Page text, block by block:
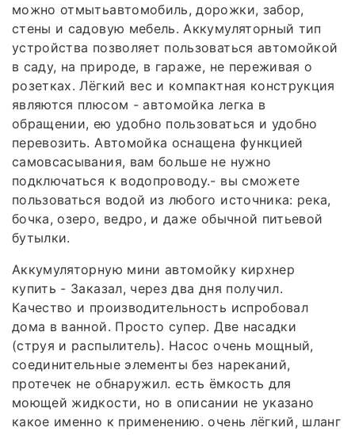
можно отмытьавтомобиль, дорожки, забор,
стены и садовую мебель. Аккумуляторный тип
устройства позволяет пользоваться автомойкой
в саду, на природе, в гараже, не переживая о
розетках. Лёгкий вес и компактная конструкция
являются плюсом - автомойка легка в
обращении, ею удобно пользоваться и удобно
перевозить. Автомойка оснащена функцией
самовсасывания, вам больше не нужно
подключаться к водопроводу.- вы сможете
пользоваться водой из любого источника: река,
бочка, озеро, ведро, и даже обычной питьевой
бутылки.
Аккумуляторную мини автомойку кирхнер
купить - Заказал, через два дня получил.
Качество и производительность испробовал
дома в ванной. Просто супер. Две насадки
(струя и распылитель). Насос очень мощный,
соединительные элементы без нареканий,
протечек не обнаружил. есть ёмкость для
моющей жидкости, но в описании не указано
какое именно к применению. очень лёгкий, шланг